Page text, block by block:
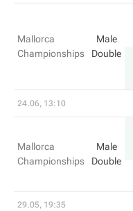
Mallorca
Championships
Male
Double
24.06, 13:10
Mallorca
Championships
Male
Double
29.05, 19:35